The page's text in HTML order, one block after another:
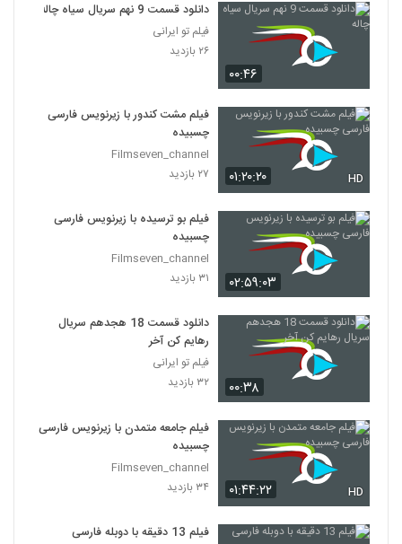
۰۰:۴۶
دانلود قسمت 9 نهم سریال سیاه چاله
فیلم تو ایرانی
۲۶ بازدید
۰۱:۲۰:۲۰ HD
فیلم مشت کندور با زیرنویس فارسی
چسبیده
Filmseven_channel
۲۷ بازدید
۰۲:۵۹:۰۳
فیلم بو ترسیده با زیرنویس فارسی
چسبیده
Filmseven_channel
۳۱ بازدید
۰۰:۳۸
دانلود قسمت 18 هجدهم سریال
رهایم کن آخر
فیلم تو ایرانی
۳۲ بازدید
۰۱:۴۴:۲۲ HD
فیلم جامعه متمدن با زیرنویس فارسی
چسبیده
Filmseven_channel
۳۴ بازدید
فیلم 13 دقیقه با دوبله فارسی